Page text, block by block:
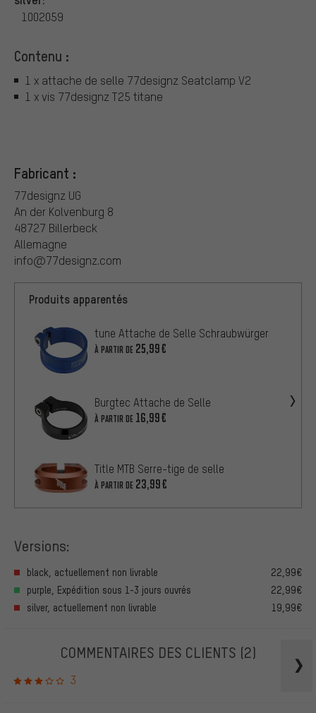
1002059
Contenu :
1 x attache de selle 77designz Seatclamp V2
1 x vis 77designz T25 titane
Fabricant :
77designz UG
An der Kolvenburg 8
48727 Billerbeck
Allemagne
info@77designz.com
Produits apparentés
tune Attache de Selle Schraubwürger
À PARTIR DE 25,99€
Burgtec Attache de Selle
À PARTIR DE 16,99€
Title MTB Serre-tige de selle
À PARTIR DE 23,99€
Versions:
black, actuellement non livrable
22,99€
purple, Expédition sous 1-3 jours ouvrés
22,99€
silver, actuellement non livrable
19,99€
COMMENTAIRES DES CLIENTS (2)
3